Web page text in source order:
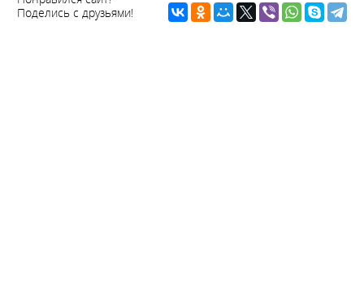
Поделись с друзьями!